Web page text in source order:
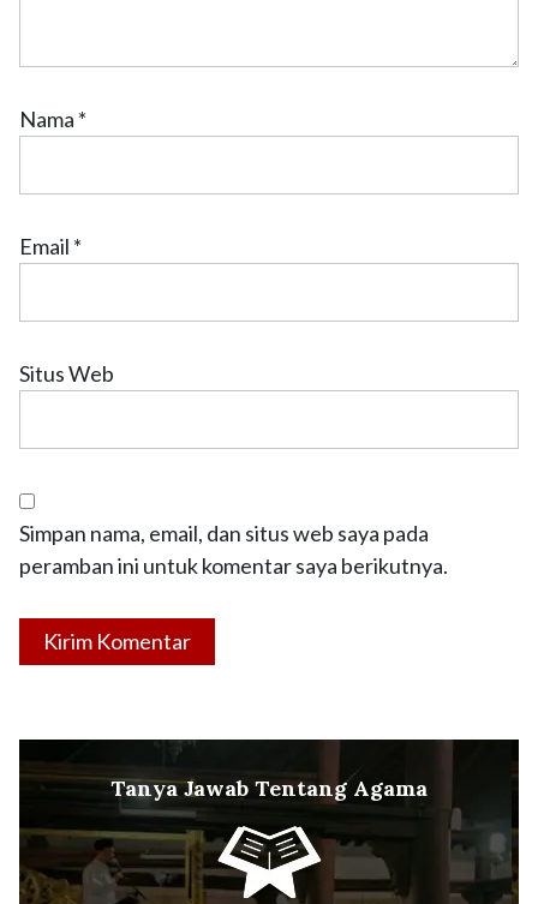
Nama *
Email *
Situs Web
Simpan nama, email, dan situs web saya pada
peramban ini untuk komentar saya berikutnya.
Tanya Jawab Tentang Agama